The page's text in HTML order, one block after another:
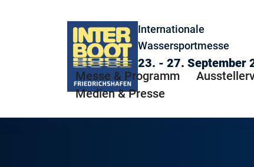
Internationale
Wassersportmesse
23. - 27. September
Messe & Programm
Medien & Presse